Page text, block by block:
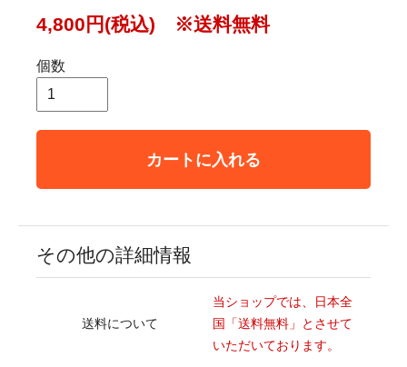
4,800円(税込) ※送料無料
個数
カートに入れる
その他の詳細情報
送料について
当ショップでは、日本全
国「送料無料」とさせて
いただいております。